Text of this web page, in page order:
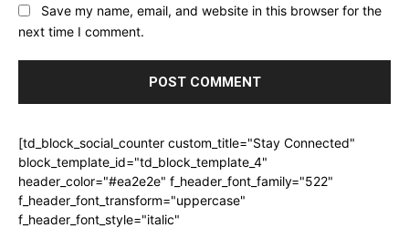
Save my name, email, and website in this browser for the
next time I comment.
[td_block_social_counter custom_title="Stay Connected"
block_template_id="td_block_template_4"
header_color="#ea2e2e" f_header_font_family="522"
f_header_font_transform="uppercase"
f_header_font_style="italic"